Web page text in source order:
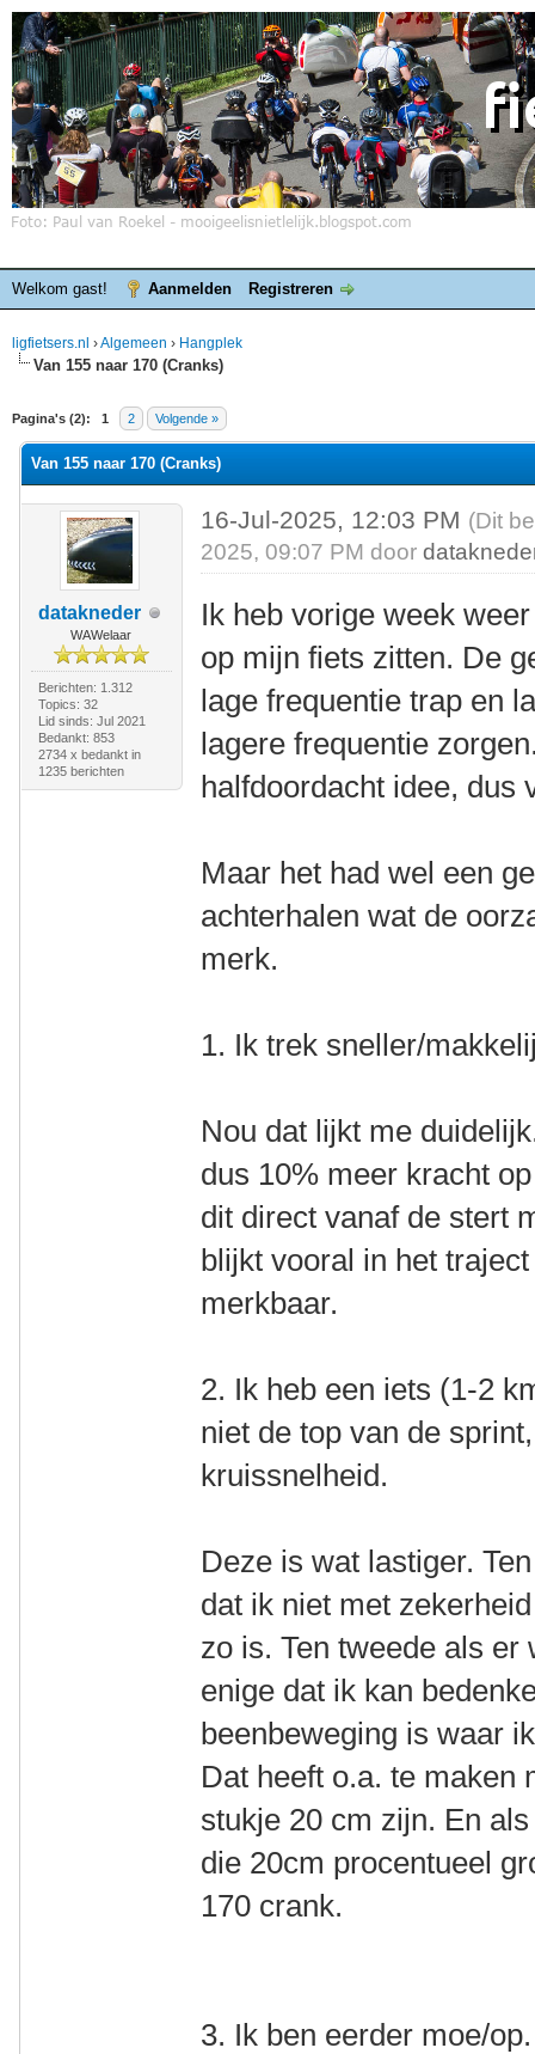
Welkom gast! Aanmelden Registreren
ligfietsers.nl ›Algemeen › Hangplek
Van 155 naar 170 (Cranks)
Pagina's (2): 1 2 Volgende »
waardering is 0
Van 155 naar 170 (Cranks)
datakneder
WAWelaar
Berichten: 1.312
Topics: 32
Lid sinds: Jul 2021
Bedankt: 853
2734 x bedankt in
1235 berichten
16-Jul-2025, 12:03 PM (Dit
2025, 09:07 PM door
Ik heb vorige week
op mijn fiets zitten. De
lage frequentie trap en
lagere frequentie
halfdoordacht idee, dus
Maar het had wel een
achterhalen wat de
merk.
1. Ik trek sneller/
Nou dat lijkt me
dus 10% meer kracht
dit direct vanaf de stert
blijkt vooral in het
merkbaar.
2. Ik heb een iets (1-2
niet de top van de
kruissnelheid.
Deze is wat lastiger.
dat ik niet met
zo is. Ten tweede als
enige dat ik kan
beenbeweging is waar
Dat heeft o.a. te maken
stukje 20 cm zijn. En
die 20cm procentueel
170 crank.
3. Ik ben eerder moe/